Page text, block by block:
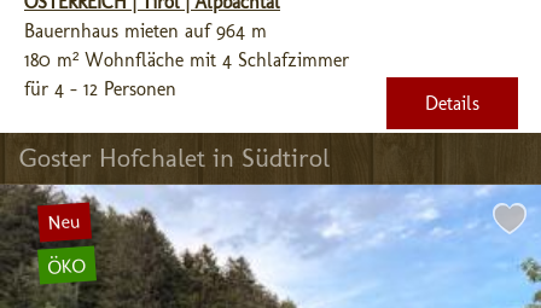
Bauernhaus mieten auf 964 m
180 m² Wohnfläche mit 4 Schlafzimmer
für 4 - 12 Personen
Details
Goster Hofchalet in Südtirol
Neu
ÖKO